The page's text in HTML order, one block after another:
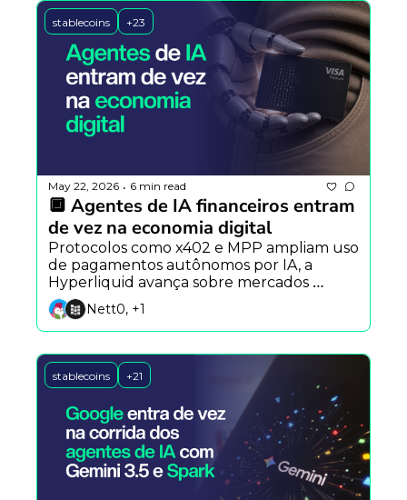
stablecoins +23
May 22, 2026 • 6 min read
🔲 Agentes de IA financeiros entram
de vez na economia digital
Protocolos como x402 e MPP ampliam uso
de pagamentos autônomos por IA, a
Hyperliquid avança sobre mercados
tradicionais e a DeepSeek prepara rival do
Claude Code.
Nett0, +1
stablecoins +21